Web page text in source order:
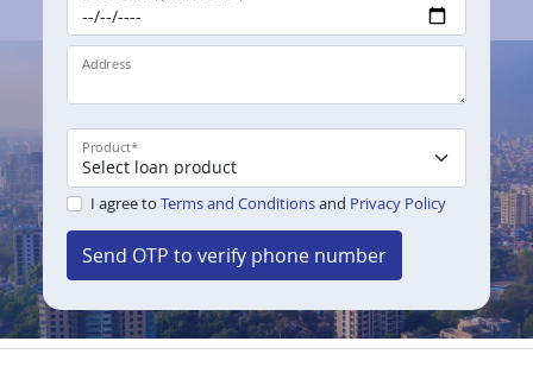
Address
Product*
I agree to Terms and Conditionsand Privacy Policy
Send OTP to verify phone number